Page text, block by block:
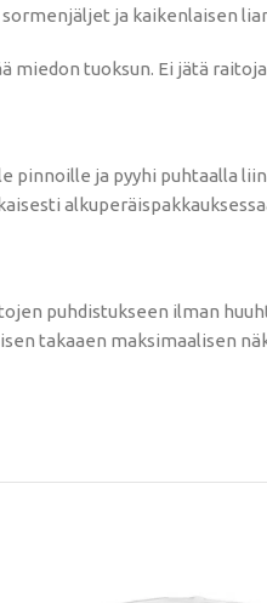
​​ja kaikenlaisen
miedon tuoksun. Ei jätä
ja pyyhi puhtaalla
puhdistukseen ilman
takaaen maksimaalisen